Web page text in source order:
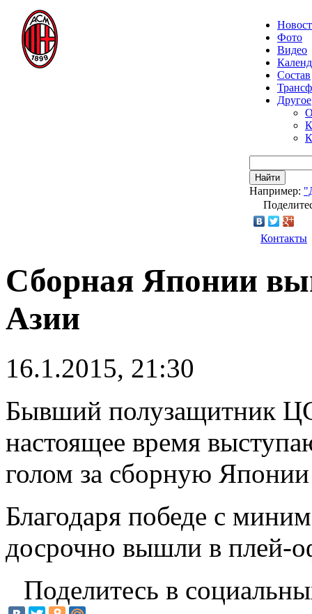
Фото
Видео
Состав
Другое
Найти
Например:
Контакты
Сборная Японии
Азии
16.1.2015, 21:30
Бывший полузащитник
настоящее время
голом за сборную
Благодаря победе с
досрочно вышли в плей-
Поделитесь в